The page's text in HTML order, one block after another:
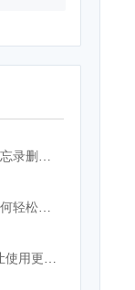
苹果手机备忘录怎么恢复数据?备忘录删除怎么恢复？
如何找回手机相册删除的照片?如何轻松快速恢复？
苹果手机开发“丢失找回”功能，让使用更加安心！